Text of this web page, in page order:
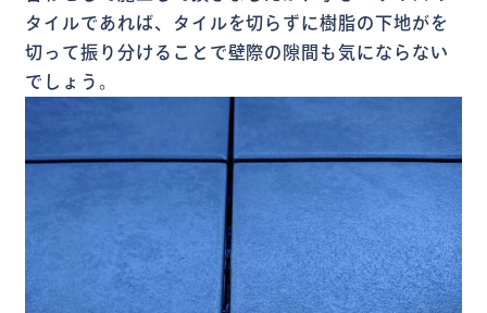
タイルであれば、タイルを切らずに樹脂の下地がを
切って振り分けることで壁際の隙間も気にならない
でしょう。